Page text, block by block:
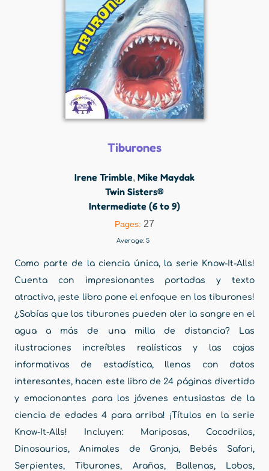
Tiburones
Irene Trimble, Mike Maydak
Twin Sisters®
Intermediate (6 to 9)
Pages: 27
Average: 5
Como parte de la ciencia única, la serie Know-It-Alls!
Cuenta con impresionantes portadas y texto
atractivo, ¡este libro pone el enfoque en los tiburones!
¿Sabías que los tiburones pueden oler la sangre en el
agua a más de una milla de distancia? Las
ilustraciones increíbles realísticas y las cajas
informativas de estadística, llenas con datos
interesantes, hacen este libro de 24 páginas divertido
y emocionantes para los jóvenes entusiastas de la
ciencia de edades 4 para arriba! ¡Títulos en la serie
Know-It-Alls! Incluyen: Mariposas, Cocodrilos,
Dinosaurios, Animales de Granja, Bebés Safari,
Serpientes, Tiburones, Arañas, Ballenas, Lobos,